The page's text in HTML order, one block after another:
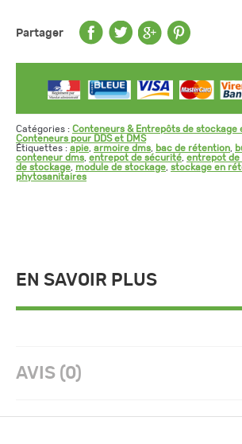
Partager
Catégories : Conteneurs & Entrepôts de stockage
Conteneurs pour DDS et DMS
Étiquettes : apie armoire dms bac de rétention
conteneur dms entrepot de sécurité entrepot de
de stockage module de stockage stockage en
phytosanitaires
EN SAVOIR PLUS
AVIS (0)